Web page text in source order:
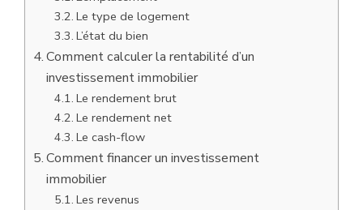
Le type de logement
L’état du bien
Comment calculer la rentabilité d’un
investissement immobilier
Le rendement brut
Le rendement net
Le cash-flow
Comment financer un investissement
immobilier
Les revenus